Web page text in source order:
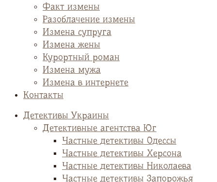
Факт измены
Разоблачение измены
Измена супруга
Измена жены
Курортный роман
Измена мужа
Измена в интернете
Контакты
Детективы Украины
Детективные агентства Юг
Частные детективы Одессы
Частные детективы Херсона
Частные детективы Николаева
Частные детективы Запорожья